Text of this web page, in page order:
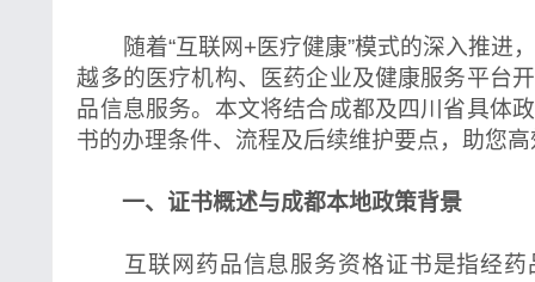
随着“互联网+医疗健康”模式的深入推进
越多的医疗机构、医药企业及健康服务平台
品信息服务。本文将结合成都及四川省具体
书的办理条件、流程及后续维护要点，助您
一、证书概述与成都本地政策背景
互联网药品信息服务资格证书是指经药